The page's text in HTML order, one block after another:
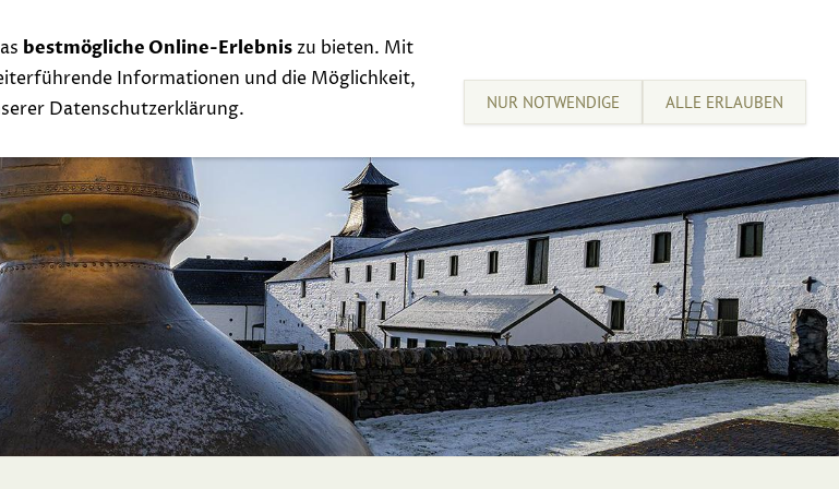
Links Contact Exclusive Tastings
bestmögliche Online-Erlebniszu bieten. Mit
Informationen und die Möglichkeit,
Datenschutzerklärung.
NUR NOTWENDIGE ALLE ERLAUBEN